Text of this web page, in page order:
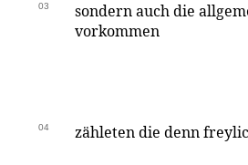
03
sondern auch die
vorkommen
04 zähleten die denn